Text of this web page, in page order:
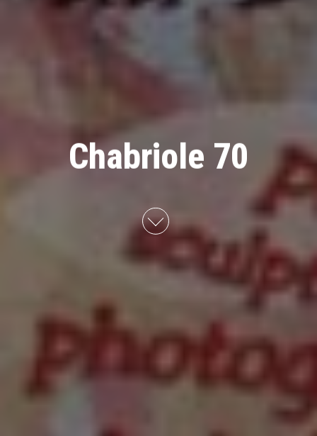
Chabriole 70